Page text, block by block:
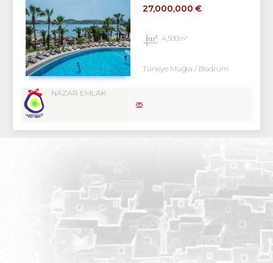
27,000,000 €
4,500m²
Türkiye Muğla / Bodrum
NAZAR EMLAK